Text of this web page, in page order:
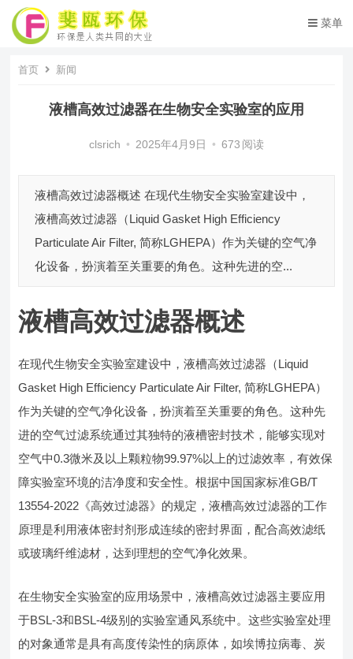
菜单
首页 新闻
液槽高效过滤器在生物安全实验室的应用
clsrich • 2025年4月9日 • 673 阅读
液槽高效过滤器概述 在现代生物安全实验室建设中，
液槽高效过滤器（Liquid Gasket High Efficiency
Particulate Air Filter, 简称LGHEPA）作为关键的空气净
化设备，扮演着至关重要的角色。这种先进的空...
液槽高效过滤器概述
在现代生物安全实验室建设中，液槽高效过滤器（Liquid
Gasket High Efficiency Particulate Air Filter, 简称LGHEPA）
作为关键的空气净化设备，扮演着至关重要的角色。这种先
进的空气过滤系统通过其独特的液槽密封技术，能够实现对
空气中0.3微米及以上颗粒物99.97%以上的过滤效率，有效保
障实验室环境的洁净度和安全性。根据中国国家标准GB/T
13554-2022《高效过滤器》的规定，液槽高效过滤器的工作
原理是利用液体密封剂形成连续的密封界面，配合高效滤纸
或玻璃纤维滤材，达到理想的空气净化效果。
在生物安全实验室的应用场景中，液槽高效过滤器主要应用
于BSL-3和BSL-4级别的实验室通风系统中。这些实验室处理
的对象通常是具有高度传染性的病原体，如埃博拉病毒、炭